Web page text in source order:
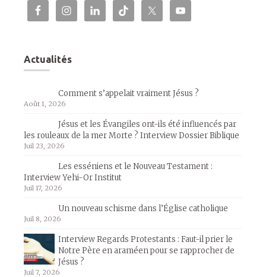
Actualités
Comment s’appelait vraiment Jésus ?
Août 1, 2026
Jésus et les Évangiles ont-ils été influencés par
les rouleaux de la mer Morte ? Interview Dossier Biblique
Juil 23, 2026
Les esséniens et le Nouveau Testament :
Interview Yehi-Or Institut
Juil 17, 2026
Un nouveau schisme dans l’Église catholique
Juil 8, 2026
Interview Regards Protestants : Faut-il prier le
Notre Père en araméen pour se rapprocher de
Jésus ?
Juil 7, 2026